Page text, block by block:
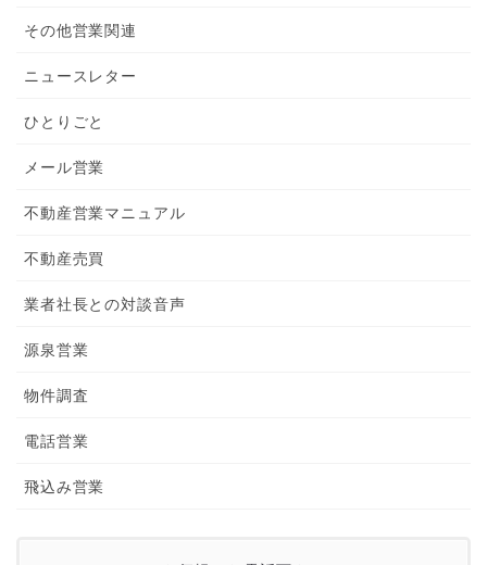
その他営業関連
ニュースレター
ひとりごと
メール営業
不動産営業マニュアル
不動産売買
業者社長との対談音声
源泉営業
物件調査
電話営業
飛込み営業